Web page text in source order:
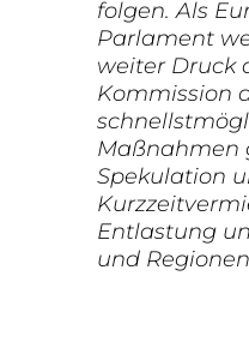
folgen. Als
Parlament
weiter Druck
Kommission
Maßnahmen
Spekulation
Entlastung
und